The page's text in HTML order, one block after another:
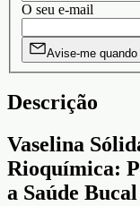
O seu e-mail
Avise-me quando
Descrição
Vaselina
Rioquímica:
a Saúde Bucal